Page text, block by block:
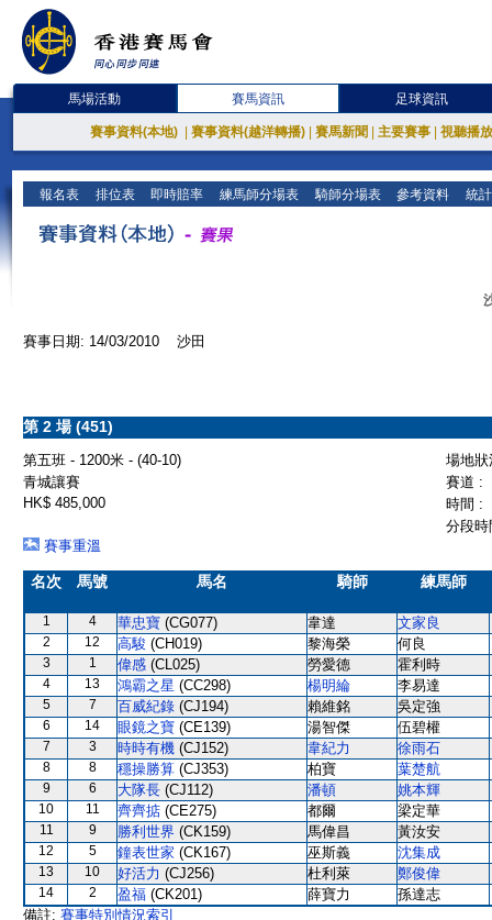
馬場活動 賽馬資訊 足球資訊
賽事資料(本地) 賽事資料(越洋轉播) 賽馬新聞 主要賽事 視聽播
報名表 排位表 即時賠率 練馬師分場表 騎師分場表 參考資料 統
賽事日期: 14/03/2010 沙田
第 2 場 (451)
第五班 - 1200米 - (40-10)
場地
青城讓賽
賽道 :
HK$ 485,000
時間 :
分段
賽事重溫
名次 馬號 馬名 騎師 練馬師
1 4 華忠寶 (CG077) 韋達 文家良
2 12 高駿 (CH019) 黎海榮 何良
3 1 偉感 (CL025) 勞愛德 霍利時
4 13 鴻霸之星 (CC298) 楊明綸 李易達
5 7 百威紀錄 (CJ194) 賴維銘 吳定強
6 14 眼鏡之寶 (CE139) 湯智傑 伍碧權
7 3 時時有機 (CJ152) 韋紀力 徐雨石
8 8 穩操勝算 (CJ353) 柏寶 葉楚航
9 6 大隊長 (CJ112) 潘頓 姚本輝
10 11 齊齊掂 (CE275) 都爾 梁定華
11 9 勝利世界 (CK159) 馬偉昌 黃汝安
12 5 鐘表世家 (CK167) 巫斯義 沈集成
13 10 好活力 (CJ256) 杜利萊 鄭俊偉
14 2 盈福 (CK201) 薛寶力
孫達志
備註: 賽事特別情況索引